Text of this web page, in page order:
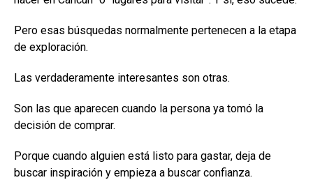
Pero esas búsquedas normalmente pertenecen a la etapa
de exploración.
Las verdaderamente interesantes son otras.
Son las que aparecen cuando la persona ya tomó la
decisión de comprar.
Porque cuando alguien está listo para gastar, deja de
buscar inspiración y empieza a buscar confianza.